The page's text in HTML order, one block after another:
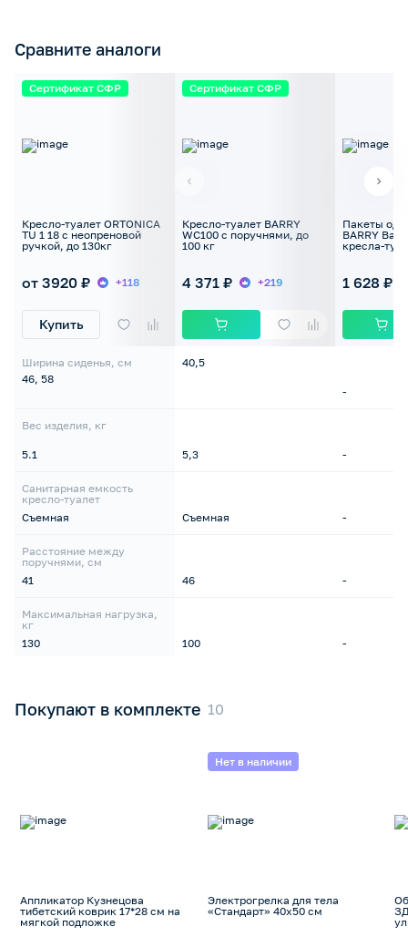
Сравните аналоги
Сертификат СФР
Кресло-туалет ORTONICA
TU 1 18 с неопреновой
ручкой, до 130кг
от 3920 ₽ +118
Купить
Ширина сиденья, см
46, 58
Вес изделия, кг
5.1
Санитарная емкость
кресло-туалет
Съемная
Расстояние между
поручнями, см
41
Максимальная нагрузка,
кг
130
Сертификат СФР
Кресло-туалет BARRY
WC100 с поручнями, до
100 кг
4 371 ₽ +219
40,5
5,3
Съемная
46
100
Пакеты
BARRY Bag
кресла-
1 628 ₽
-
-
-
-
-
Покупают в комплекте
Аппликатор Кузнецова
тибетский коврик 17*28 см на
мягкой подложке
Нет в наличии
Электрогрелка для тела
«Стандарт» 40х50 см